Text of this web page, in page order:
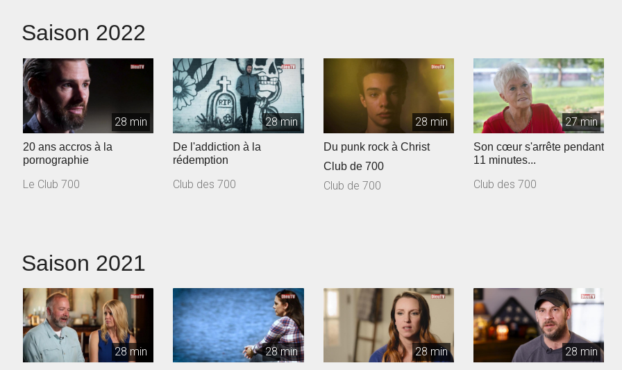
Saison 2022
28 min
20 ans accros à la
pornographie
Le Club 700
28 min
De l'addiction à la
rédemption
Club des 700
28 min
Du punk rock à Christ
Club de 700
Club de 700
27 min
Son cœur s'arrête pendant
11 minutes...
Club des 700
Saison 2021
28 min 28 min 28 min 28 min